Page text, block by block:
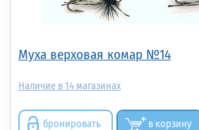
Муха верховая комар №14
14
бронировать в корзину